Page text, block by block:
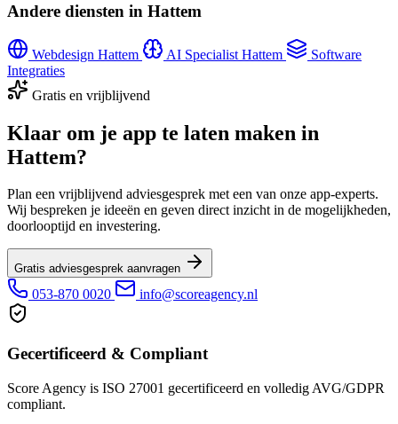
Andere diensten in Hattem
Webdesign Hattem AI Specialist Hattem
Software
Integraties
Gratis en vrijblijvend
Klaar om je app te laten maken in
Hattem?
Plan een vrijblijvend adviesgesprek met een van onze app-experts.
Wij bespreken je ideeën en geven direct inzicht in de mogelijkheden,
doorlooptijd en investering.
Gratis adviesgesprek aanvragen
053-870 0020 info@scoreagency.nl
Gecertificeerd & Compliant
Score Agency is ISO 27001 gecertificeerd en volledig AVG/GDPR
compliant.